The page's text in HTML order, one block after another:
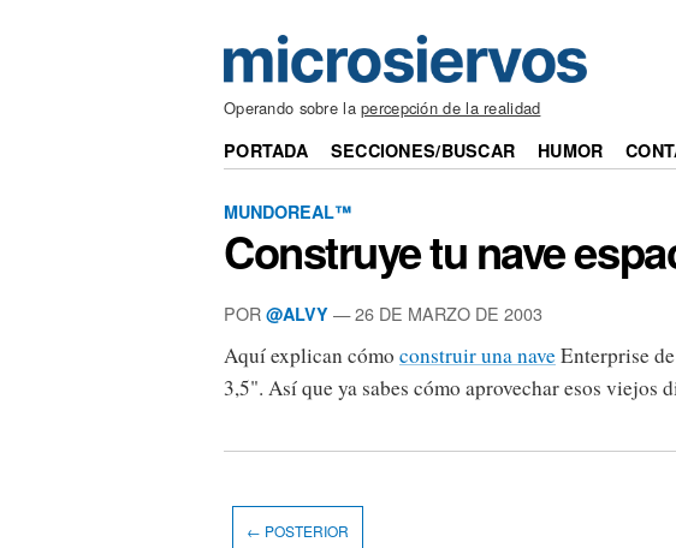
Operando sobre lapercepción de la realidad
PORTADA SECCIONES/BUSCAR HUMOR
MUNDOREAL™
Construye tu nave
POR @ALVY — 26 DE MARZO DE 2003
Aquí explican cómo construir una naveEnterprise de
3,5". Así que ya sabes cómo aprovechar esos viejos
← POSTERIOR